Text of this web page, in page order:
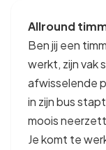
Allround
Ben jij een
werkt, zijn vak
afwisselende
in zijn bus
moois
Je komt te